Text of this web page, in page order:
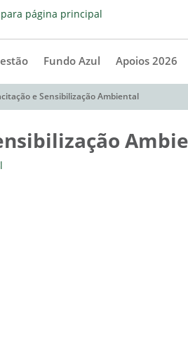
Fundo Azul Apoios 2026
e Sensibilização Ambiental